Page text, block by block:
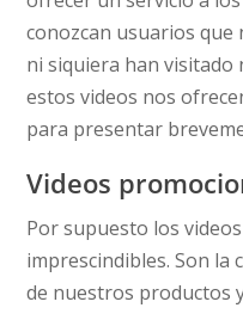
conozcan usuarios que
ni siquiera han
estos videos nos
para presentar
Videos
Por supuesto los
imprescindibles. Son la
de nuestros productos